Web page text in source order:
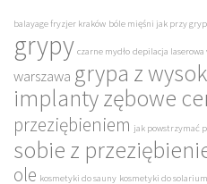
balayage fryzjer kraków bóle mięśni jak przy
grypy czarne mydło depilacja laserowa
warszawa grypa z
implanty zębowe
przeziębieniem jak powstrzymać
sobie z
ole kosmetyki do sauny kosmetyki do solarium